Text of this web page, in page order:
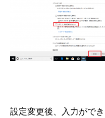
設定変更後、入力がで